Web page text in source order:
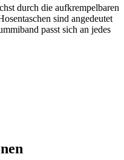
durch die aufkrempelbaren
sind angedeutet
passt sich an jedes